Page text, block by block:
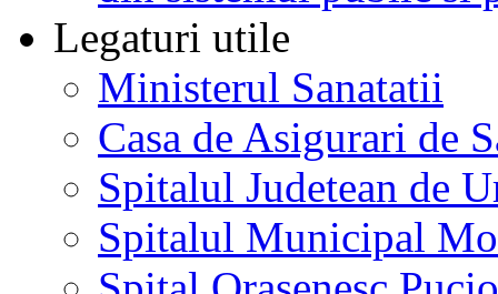
Legaturi utile
Ministerul Sanatatii
Casa de Asigurari de
Spitalul Judetean de
Spitalul Municipal